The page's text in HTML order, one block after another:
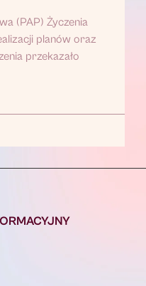
(PAP) Życzenia
planów oraz
przekazało